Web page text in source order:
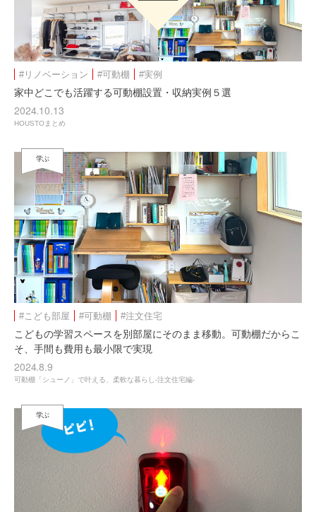
#リノベーション #可動棚 #実例
家中どこでも活躍する可動棚設置・収納実例５選
2024.10.13
HOUSTOまとめ
学ぶ
#こども部屋 #可動棚 #注文住宅
こどもの学習スペースを別部屋にそのまま移動。可動棚だからこ
そ、手間も費用も最小限で実現
2024.8.9
可動棚「シューノ」で叶える、柔軟な暮らし-注文住宅編-
学ぶ